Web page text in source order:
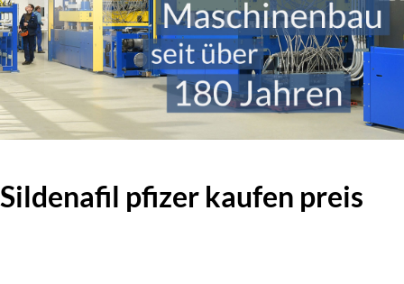
Sildenafil pfizer kaufen preis